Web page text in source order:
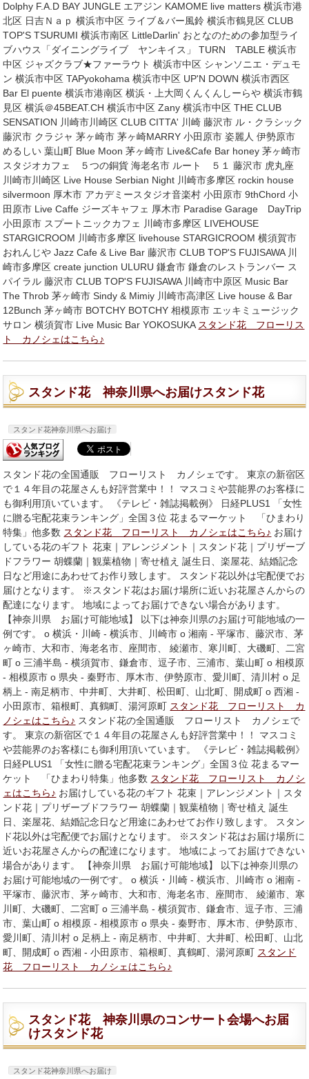
Dolphy F.A.D BAY JUNGLE エアジン KAMOME live matters 横浜市港
北区 日吉Ｎａｐ 横浜市中区 ライブ＆バー風鈴 横浜市鶴見区 CLUB
TOP'S TSURUMI 横浜市南区 LittleDarlin' おとなのための参加型ライ
ブハウス「ダイニングライブ ヤンキイス」 TURN TABLE 横浜市
中区 ジャズクラブ★ファーラウト 横浜市中区 シャンソニエ・デュモ
ン 横浜市中区 TAPyokohama 横浜市中区 UP'N DOWN 横浜市西区
Bar El puente 横浜市港南区 横浜・上大岡くんくんしーらや 横浜市鶴
見区 横浜＠45BEAT.CH 横浜市中区 Zany 横浜市中区 THE CLUB
SENSATION 川崎市川崎区 CLUB CITTA' 川崎 藤沢市 ル・クラシック
藤沢市 クラジャ 茅ヶ崎市 茅ヶ崎MARRY 小田原市 姿麗人 伊勢原市
めるしい 葉山町 Blue Moon 茅ヶ崎市 Live&Cafe Bar honey 茅ヶ崎市
スタジオカフェ ５つの銅貨 海老名市 ルート ５１ 藤沢市 虎丸座
川崎市川崎区 Live House Serbian Night 川崎市多摩区 rockin house
silvermoon 厚木市 アカデミースタジオ音楽村 小田原市 9thChord 小
田原市 Live Caffe ジーズキャフェ 厚木市 Paradise Garage DayTrip
小田原市 スプートニックカフェ 川崎市多摩区 LIVEHOUSE
STARGICROOM 川崎市多摩区 livehouse STARGICROOM 横須賀市
おれんじや Jazz Cafe & Live Bar 藤沢市 CLUB TOP'S FUJISAWA 川
崎市多摩区 create junction ULURU 鎌倉市 鎌倉のレストランバー ス
パイラル 藤沢市 CLUB TOP'S FUJISAWA 川崎市中原区 Music Bar
The Throb 茅ヶ崎市 Sindy & Mimiy 川崎市高津区 Live house & Bar
12Bunch 茅ヶ崎市 BOTCHY BOTCHY 相模原市 エッキミュージック
サロン 横須賀市 Live Music Bar YOKOSUKAスタンド花 フローリス
ト カノシェはこちら♪
スタンド花 神奈川県へお届けスタンド花
スタンド花神奈川県へお届け
スタンド花の全国通販 フローリスト カノシェです。 東京の新宿区
で１４年目の花屋さんも好評営業中！！ マスコミや芸能界のお客様に
も御利用頂いています。 《テレビ・雑誌掲載例》 日経PLUS1 「女性
に贈る宅配花束ランキング」全国３位 花まるマーケット 「ひまわり
特集」他多数 スタンド花 フローリスト カノシェはこちら♪ お届け
している花のギフト 花束｜アレンジメント｜スタンド花｜プリザーブ
ドフラワー 胡蝶蘭｜観葉植物｜寄せ植え 誕生日、楽屋花、結婚記念
日など用途にあわせてお作り致します。 スタンド花以外は宅配便でお
届けとなります。 ※スタンド花はお届け場所に近いお花屋さんからの
配達になります。 地域によってお届けできない場合があります。
【神奈川県 お届け可能地域】 以下は神奈川県のお届け可能地域の一
例です。 o 横浜・川崎 - 横浜市、川崎市 o 湘南 - 平塚市、藤沢市、茅
ヶ崎市、大和市、海老名市、座間市、 綾瀬市、寒川町、大磯町、二宮
町 o 三浦半島 - 横須賀市、鎌倉市、逗子市、三浦市、葉山町 o 相模原
- 相模原市 o 県央 - 秦野市、厚木市、伊勢原市、愛川町、清川村 o 足
柄上 - 南足柄市、中井町、大井町、松田町、山北町、開成町 o 西湘 -
小田原市、箱根町、真鶴町、湯河原町 スタンド花 フローリスト カ
ノシェはこちら♪ スタンド花の全国通販 フローリスト カノシェで
す。 東京の新宿区で１４年目の花屋さんも好評営業中！！ マスコミ
や芸能界のお客様にも御利用頂いています。 《テレビ・雑誌掲載例》
日経PLUS1 「女性に贈る宅配花束ランキング」全国３位 花まるマー
ケット 「ひまわり特集」他多数 スタンド花 フローリスト カノシ
ェはこちら♪ お届けしている花のギフト 花束｜アレンジメント｜スタ
ンド花｜プリザーブドフラワー 胡蝶蘭｜観葉植物｜寄せ植え 誕生
日、楽屋花、結婚記念日など用途にあわせてお作り致します。 スタン
ド花以外は宅配便でお届けとなります。 ※スタンド花はお届け場所に
近いお花屋さんからの配達になります。 地域によってお届けできない
場合があります。 【神奈川県 お届け可能地域】 以下は神奈川県の
お届け可能地域の一例です。 o 横浜・川崎 - 横浜市、川崎市 o 湘南 -
平塚市、藤沢市、茅ヶ崎市、大和市、海老名市、座間市、 綾瀬市、寒
川町、大磯町、二宮町 o 三浦半島 - 横須賀市、鎌倉市、逗子市、三浦
市、葉山町 o 相模原 - 相模原市 o 県央 - 秦野市、厚木市、伊勢原市、
愛川町、清川村 o 足柄上 - 南足柄市、中井町、大井町、松田町、山北
町、開成町 o 西湘 - 小田原市、箱根町、真鶴町、湯河原町 スタンド
花 フローリスト カノシェはこちら♪
スタンド花 神奈川県のコンサート会場へお届
けスタンド花
スタンド花神奈川県へお届け